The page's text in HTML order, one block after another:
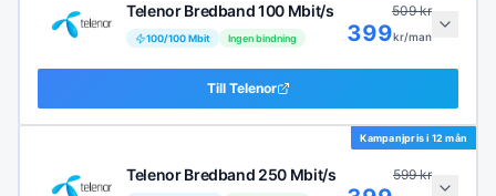
Telenor Bredband 100 Mbit/s
100/100Mbit Ingen bindning
509kr
399kr/man
Till Telenor
Kampanjpris i 12 mån
Telenor Bredband 250 Mbit/s 599kr